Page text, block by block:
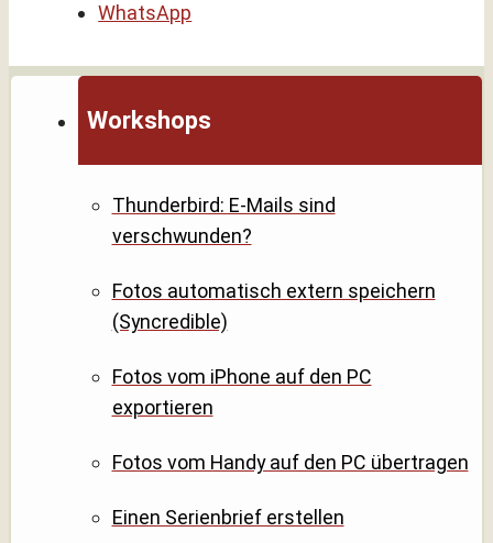
Workshops
Thunderbird: E-Mails sind
verschwunden?
Fotos automatisch extern speichern
(Syncredible)
Fotos vom iPhone auf den PC
exportieren
Fotos vom Handy auf den PC übertragen
Einen Serienbrief erstellen
WhatsApp